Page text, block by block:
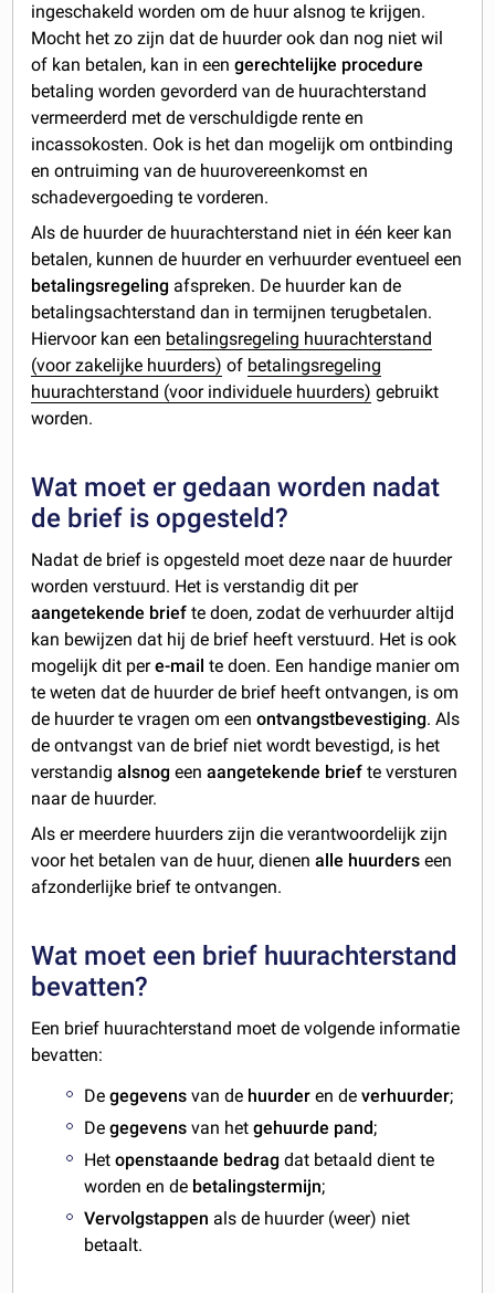
ingeschakeld worden om de huur alsnog te krijgen.
Mocht het zo zijn dat de huurder ook dan nog niet wil
of kan betalen, kan in eengerechtelijke procedure
betaling worden gevorderd van de huurachterstand
vermeerderd met de verschuldigde rente en
incassokosten. Ook is het dan mogelijk om ontbinding
en ontruiming van de huurovereenkomst en
schadevergoeding te vorderen.
Als de huurder de huurachterstand niet in één keer kan
betalen, kunnen de huurder en verhuurder eventueel een
betalingsregeling afspreken. De huurder kan de
betalingsachterstand dan in termijnen terugbetalen.
Hiervoor kan een betalingsregeling huurachterstand
(voor zakelijke huurders) of betalingsregeling
huurachterstand (voor individuele huurders) gebruikt
worden.
Wat moet er gedaan worden nadat
de brief is opgesteld?
Nadat de brief is opgesteld moet deze naar de huurder
worden verstuurd. Het is verstandig dit per
aangetekende brief te doen, zodat de verhuurder altijd
kan bewijzen dat hij de brief heeft verstuurd. Het is ook
mogelijk dit pere-mail te doen. Een handige manier om
te weten dat de huurder de brief heeft ontvangen, is om
de huurder te vragen om eenontvangstbevestiging. Als
de ontvangst van de brief niet wordt bevestigd, is het
verstandigalsnogeenaangetekende briefte versturen
naar de huurder.
Als er meerdere huurders zijn die verantwoordelijk zijn
voor het betalen van de huur, dienenalle huurders een
afzonderlijke brief te ontvangen.
Wat moet een brief huurachterstand
bevatten?
Een brief huurachterstand moet de volgende informatie
bevatten:
Degegevensvan de huurderen deverhuurder;
Degegevensvan hetgehuurde pand;
Hetopenstaande bedrag dat betaald dient te
worden en de betalingstermijn;
Vervolgstappen als de huurder (weer) niet
betaalt.